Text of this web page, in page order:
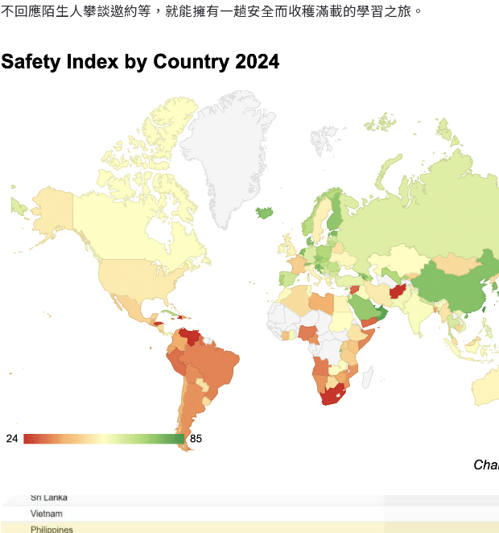
不回應陌生人攀談邀約等，就能擁有一趟安全而收穫滿載的學習之旅。